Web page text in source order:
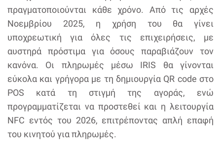
πραγματοποιούνται κάθε χρόνο. Από τις αρχές
Νοεμβρίου 2025, η χρήση του θα γίνει
υποχρεωτική για όλες τις επιχειρήσεις, με
αυστηρά πρόστιμα για όσους παραβιάζουν τον
κανόνα. Οι πληρωμές μέσω IRIS θα γίνονται
εύκολα και γρήγορα με τη δημιουργία QR code στο
POS κατά τη στιγμή της αγοράς, ενώ
προγραμματίζεται να προστεθεί και η λειτουργία
NFC εντός του 2026, επιτρέποντας απλή επαφή
του κινητού για πληρωμές.